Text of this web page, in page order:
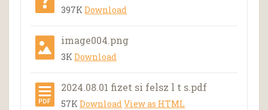
397KDownload
image004.png
3KDownload
2024.08.01 fizet si felsz l t s.pdf
57KDownload View as HTML